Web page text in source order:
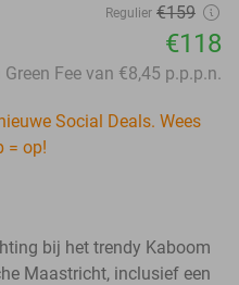
Regulier €159
€118
Fee van €8,45 p.p.p.n.
Social Deals. Wees
= op!
bij het trendy Kaboom
Maastricht, inclusief een